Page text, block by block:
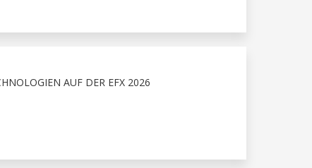
AUF DER EFX 2026